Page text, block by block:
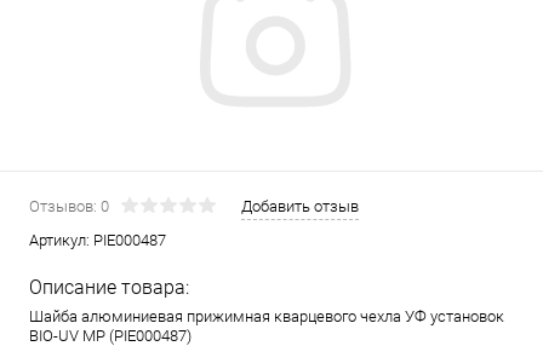
Отзывов: 0
Добавить отзыв
Артикул: PIE000487
Описание товара:
Шайба алюминиевая прижимная кварцевого чехла УФ установок
BIO-UV MP (PIE000487)